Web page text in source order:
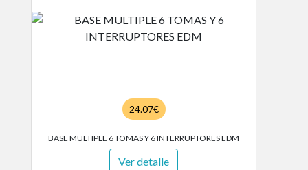
24.07€
BASE MULTIPLE 6 TOMAS Y 6 INTERRUPTORES EDM
Ver detalle